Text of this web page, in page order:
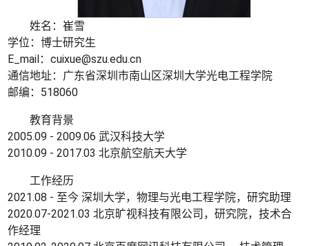
姓名：崔雪
学位：博士研究生
E_mail：cuixue@szu.edu.cn
通信地址：广东省深圳市南山区深圳大学光电工程学院
邮编：518060
教育背景
2005.09 - 2009.06 武汉科技大学
2010.09 - 2017.03 北京航空航天大学
工作经历
2021.08 - 至今 深圳大学，物理与光电工程学院，研究助理
2020.07-2021.03 北京旷视科技有限公司，研究院，技术合
作经理